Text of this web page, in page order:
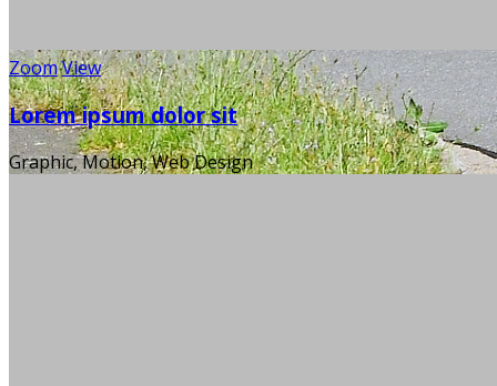
ZoomView
Lorem ipsum dolor sit
Graphic, Motion, Web Design